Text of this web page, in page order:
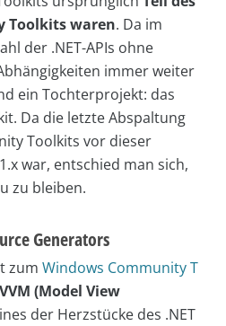
Toolkits waren. Da im
der .NET-APIs ohne
immer weiter
ein Tochterprojekt: das
Da die letzte Abspaltung
Toolkits vor dieser
war, entschied man sich,
zu bleiben.
Generators
zum Windows Community T
(Model View
der Herzstücke des .NET